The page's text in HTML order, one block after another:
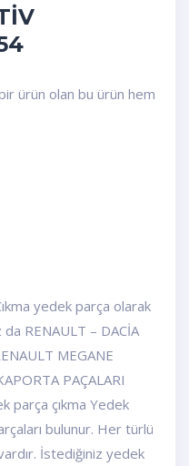
ürün olan bu ürün hem
yedek parça olarak
RENAULT – DACİA
MEGANE
PAÇALARI
parça çıkma Yedek
bulunur. Her türlü
İstediğiniz yedek